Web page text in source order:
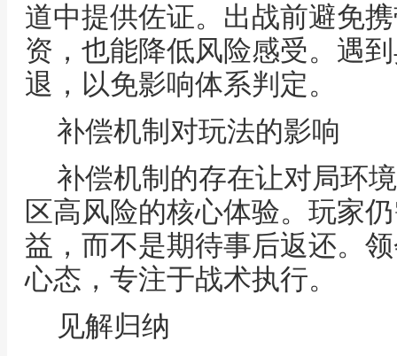
道中提供佐证。出战前避免
资，也能降低风险感受。遇
退，以免影响体系判定。
补偿机制对玩法的影响
补偿机制的存在让对局环
区高风险的核心体验。玩家
益，而不是期待事后返还。
心态，专注于战术执行。
见解归纳